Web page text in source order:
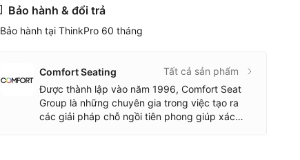
Bảo hành & đổi trả
Bảo hành tại ThinkPro 60 tháng
Comfort Seating
Tất cả sản phẩm
Được thành lập vào năm 1996, Comfort Seat
Group là những chuyên gia trong việc tạo ra
các giải pháp chỗ ngồi tiên phong giúp xác